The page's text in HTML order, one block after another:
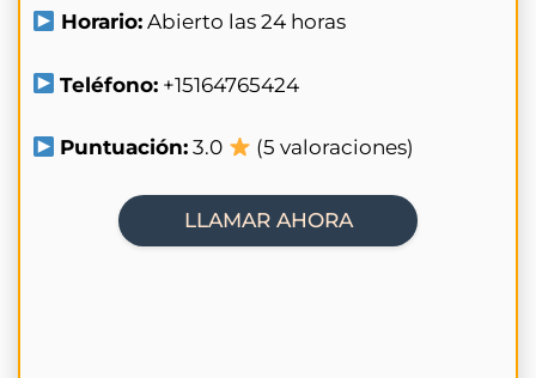
Horario: Abierto las 24 horas
Teléfono: +15164765424
Puntuación: 3.0 (5 valoraciones)
LLAMAR AHORA